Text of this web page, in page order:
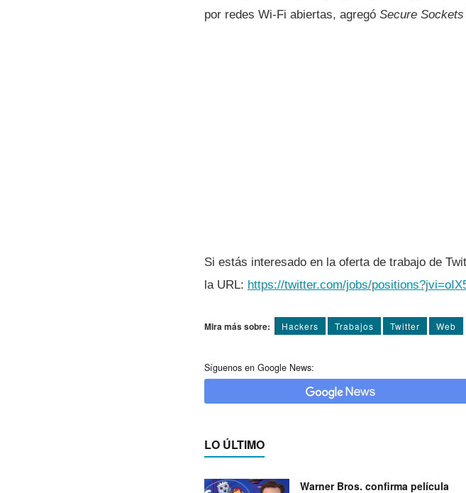
por redes Wi-Fi abiertas, agregó Secure
Si estás interesado en la oferta de trabajo de
la URL: https://twitter.com/jobs/
Mira más sobre: Hackers Trabajos Twitter Web
Síguenos en Google News:
LO ÚLTIMO
Warner Bros. confirma película